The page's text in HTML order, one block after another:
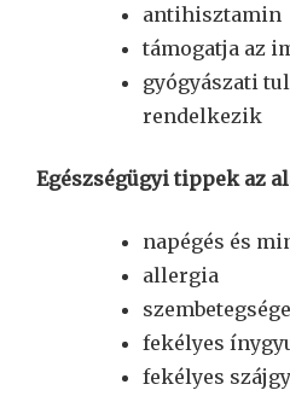
antihisztamin
támogatja az
gyógyászati
rendelkezik
Egészségügyi tippek az
napégés és
allergia
fekélyes
fekélyes